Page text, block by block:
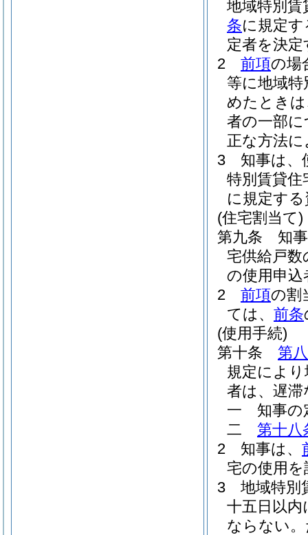
地域特別
条に規定
定者を決定
2
前項の場
等に地域
めたとき
者の一部
正な方法
3
知事は、
特別賃貸
に規定す
(住宅割当て)
第九条
知
宅供給戸
の使用申
2
前項の割
ては、 前条
(使用手続)
第十条
第
規定によ
者は、遅
一
知事
二
第十八
2
知事は、
宅の使用
3
地域特別
十五日以
ならない。